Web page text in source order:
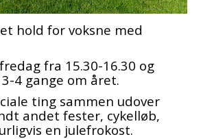
hold for voksne med
fra 15.30-16.30 og
4 gange om året.
ting sammen udover
andet fester, cykelløb,
en julefrokost.